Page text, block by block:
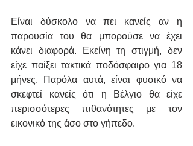
Είναι δύσκολο να πει κανείς αν η
παρουσία του θα μπορούσε να έχει
κάνει διαφορά. Εκείνη τη στιγμή, δεν
είχε παίξει τακτικά ποδόσφαιρο για 18
μήνες. Παρόλα αυτά, είναι φυσικό να
σκεφτεί κανείς ότι η Βέλγιο θα είχε
περισσότερες πιθανότητες με τον
εικονικό της άσο στο γήπεδο.